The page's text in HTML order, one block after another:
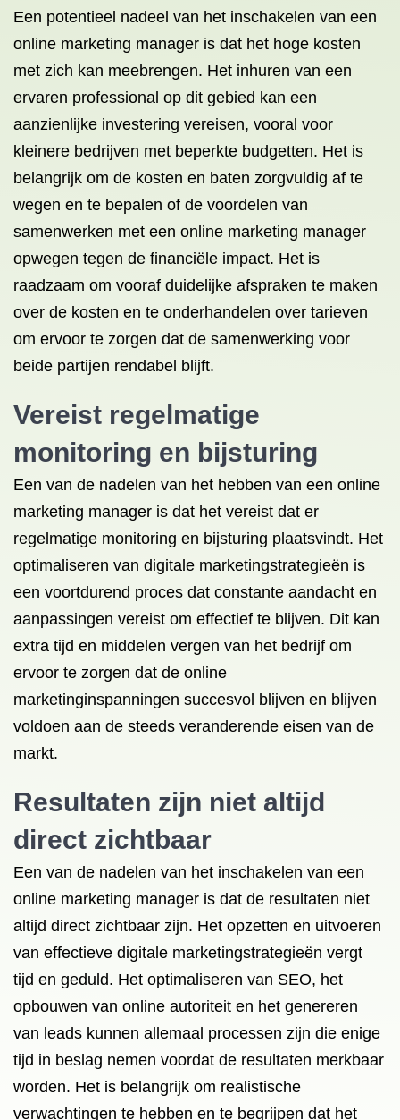
Een potentieel nadeel van het inschakelen van een
online marketing manager is dat het hoge kosten
met zich kan meebrengen. Het inhuren van een
ervaren professional op dit gebied kan een
aanzienlijke investering vereisen, vooral voor
kleinere bedrijven met beperkte budgetten. Het is
belangrijk om de kosten en baten zorgvuldig af te
wegen en te bepalen of de voordelen van
samenwerken met een online marketing manager
opwegen tegen de financiële impact. Het is
raadzaam om vooraf duidelijke afspraken te maken
over de kosten en te onderhandelen over tarieven
om ervoor te zorgen dat de samenwerking voor
beide partijen rendabel blijft.
Vereist regelmatige
monitoring en bijsturing
Een van de nadelen van het hebben van een online
marketing manager is dat het vereist dat er
regelmatige monitoring en bijsturing plaatsvindt. Het
optimaliseren van digitale marketingstrategieën is
een voortdurend proces dat constante aandacht en
aanpassingen vereist om effectief te blijven. Dit kan
extra tijd en middelen vergen van het bedrijf om
ervoor te zorgen dat de online
marketinginspanningen succesvol blijven en blijven
voldoen aan de steeds veranderende eisen van de
markt.
Resultaten zijn niet altijd
direct zichtbaar
Een van de nadelen van het inschakelen van een
online marketing manager is dat de resultaten niet
altijd direct zichtbaar zijn. Het opzetten en uitvoeren
van effectieve digitale marketingstrategieën vergt
tijd en geduld. Het optimaliseren van SEO, het
opbouwen van online autoriteit en het genereren
van leads kunnen allemaal processen zijn die enige
tijd in beslag nemen voordat de resultaten merkbaar
worden. Het is belangrijk om realistische
verwachtingen te hebben en te begrijpen dat het